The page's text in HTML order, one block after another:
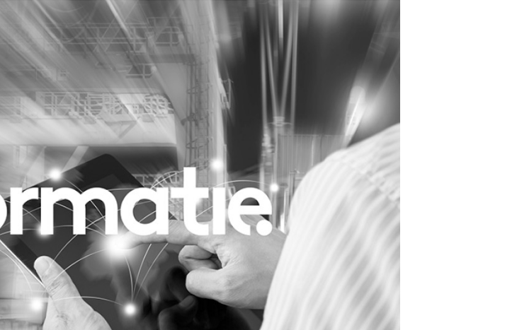
Purpose Marketing
Reputatie & crisis